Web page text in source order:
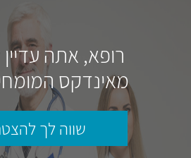
רופא, אתה
מאינדקס
שווה לך